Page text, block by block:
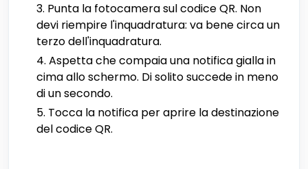
Punta la fotocamera sul codice QR. Non
devi riempire l'inquadratura: va bene circa un
terzo dell'inquadratura.
Aspetta che compaia una notifica gialla in
cima allo schermo. Di solito succede in meno
di un secondo.
Tocca la notifica per aprire la destinazione
del codice QR.